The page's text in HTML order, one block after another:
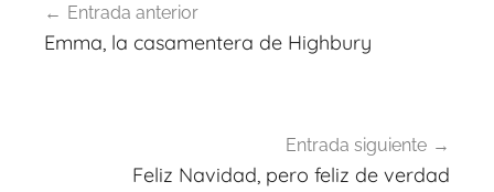
de
Entrada anterior
Emma, la casamentera de Highbury
Entrada siguiente
Feliz Navidad, pero feliz de verdad